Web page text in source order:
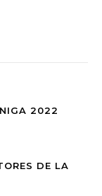
2022
DE LA